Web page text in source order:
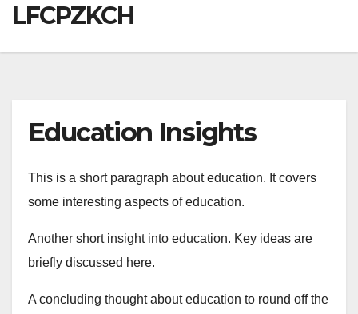
LFCPZKCH
Education Insights
This is a short paragraph about education. It covers
some interesting aspects of education.
Another short insight into education. Key ideas are
briefly discussed here.
A concluding thought about education to round off the